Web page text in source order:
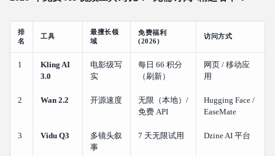
排
名
工具
最擅长领
域
免费福利
(2026)
访问方式
1
Kling AI
3.0
电影级写
实
每日 66 积分
（刷新）
网页 / 移动应
用
2 Wan 2.2 开源速度
无限（本地）/
免费 API
Hugging Face /
EaseMate
3 Vidu Q3
多镜头叙
事
7 天无限试用 Dzine AI 平台